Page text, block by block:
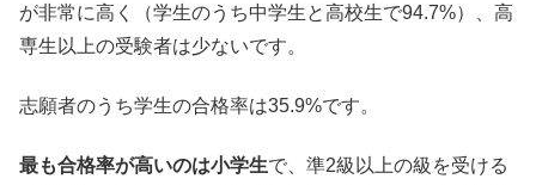
が非常に高く（学生のうち中学生と高校生で94.7%）、高
専生以上の受験者は少ないです。
志願者のうち学生の合格率は35.9%です。
最も合格率が高いのは小学生で、準2級以上の級を受ける